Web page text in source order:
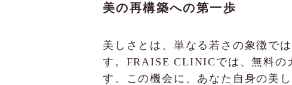
美の再構築への第一歩
美しさとは、単なる若さの象徴で
す。FRAISE CLINICでは、無料の
す。この機会に、あなた自身の美